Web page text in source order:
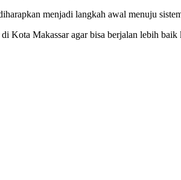
menjadi langkah awal menuju
Kota Makassar agar bisa berjalan lebih baik